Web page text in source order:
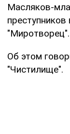
Масляков-
преступников
"Миротворец".
Об этом
"Чистилище".